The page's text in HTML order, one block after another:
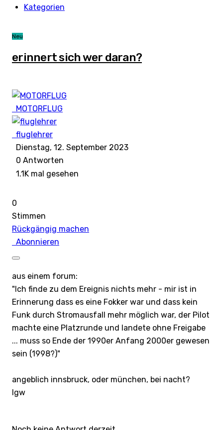
Kategorien
Neu
erinnert sich wer daran?
MOTORFLUG
fluglehrer
Dienstag, 12. September 2023
0 Antworten
1.1K mal gesehen
0
Stimmen
Rückgängig machen
Abonnieren
aus einem forum:
"Ich finde zu dem Ereignis nichts mehr - mir ist in
Erinnerung dass es eine Fokker war und dass kein
Funk durch Stromausfall mehr möglich war, der Pilot
machte eine Platzrunde und landete ohne Freigabe
... muss so Ende der 1990er Anfang 2000er gewesen
sein (1998?)"
angeblich innsbruck, oder münchen, bei nacht?
lgw